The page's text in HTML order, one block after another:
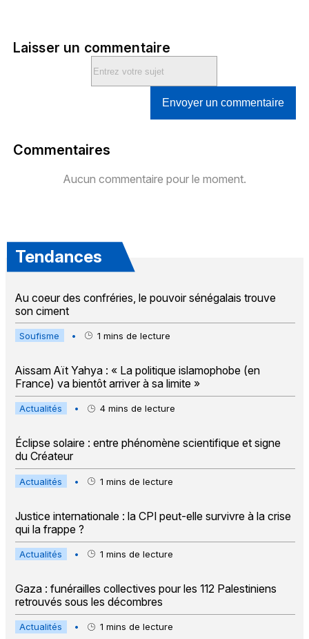
Laisser un commentaire
Envoyer un commentaire
Commentaires
Aucun commentaire pour le moment.
Tendances
Au coeur des confréries, le pouvoir sénégalais trouve
son ciment
Soufisme • 1 mins de lecture
Aissam Aït Yahya : « La politique islamophobe (en
France) va bientôt arriver à sa limite »
Actualités • 4 mins de lecture
Éclipse solaire : entre phénomène scientifique et signe
du Créateur
Actualités • 1 mins de lecture
Justice internationale : la CPI peut-elle survivre à la crise
qui la frappe ?
Actualités • 1 mins de lecture
Gaza : funérailles collectives pour les 112 Palestiniens
retrouvés sous les décombres
Actualités • 1 mins de lecture